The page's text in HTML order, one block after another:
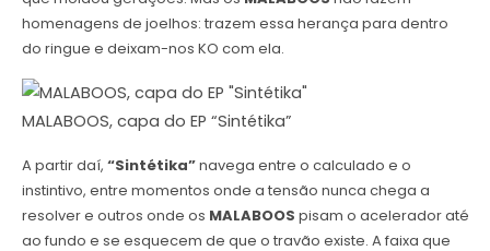
homenagens de joelhos: trazem essa herança para dentro
do ringue e deixam-nos KO com ela.
MALABOOS, capa do EP “Sintétika”
A partir daí, “Sintétika”navega entre o calculado e o
instintivo, entre momentos onde a tensão nunca chega a
resolver e outros onde os MALABOOS pisam o acelerador até
ao fundo e se esquecem de que o travão existe. A faixa que